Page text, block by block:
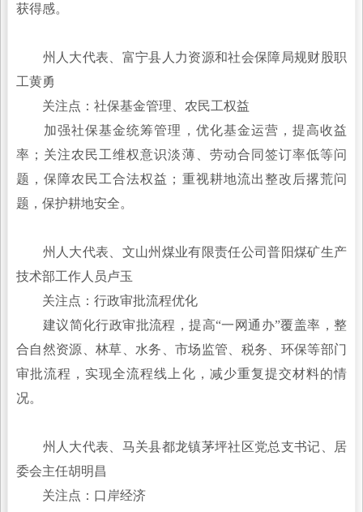
获得感。
州人大代表、富宁县人力资源和社会保障局规财股职
工黄勇
关注点：社保基金管理、农民工权益
加强社保基金统筹管理，优化基金运营，提高收益
率；关注农民工维权意识淡薄、劳动合同签订率低等问
题，保障农民工合法权益；重视耕地流出整改后撂荒问
题，保护耕地安全。
州人大代表、文山州煤业有限责任公司普阳煤矿生产
技术部工作人员卢玉